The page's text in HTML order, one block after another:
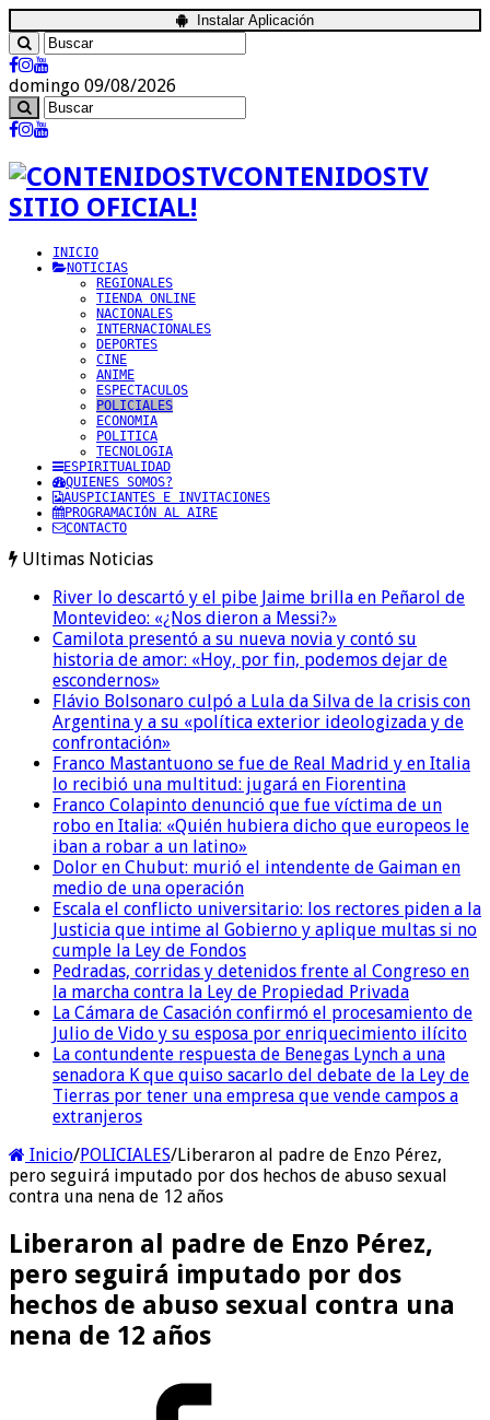
Instalar Aplicación
domingo 09/08/2026
CONTENIDOSTV
SITIO OFICIAL!
INICIO
NOTICIAS
REGIONALES
TIENDA ONLINE
NACIONALES
INTERNACIONALES
DEPORTES
CINE
ANIME
ESPECTACULOS
POLICIALES
ECONOMIA
POLITICA
TECNOLOGIA
ESPIRITUALIDAD
QUIENES SOMOS?
AUSPICIANTES E INVITACIONES
PROGRAMACIÓN AL AIRE
CONTACTO
Ultimas Noticias
River lo descartó y el pibe Jaime brilla en Peñarol de
Montevideo: «¿Nos dieron a Messi?»
Camilota presentó a su nueva novia y contó su
historia de amor: «Hoy, por fin, podemos dejar de
escondernos»
Flávio Bolsonaro culpó a Lula da Silva de la crisis con
Argentina y a su «política exterior ideologizada y de
confrontación»
Franco Mastantuono se fue de Real Madrid y en Italia
lo recibió una multitud: jugará en Fiorentina
Franco Colapinto denunció que fue víctima de un
robo en Italia: «Quién hubiera dicho que europeos le
iban a robar a un latino»
Dolor en Chubut: murió el intendente de Gaiman en
medio de una operación
Escala el conflicto universitario: los rectores piden a la
Justicia que intime al Gobierno y aplique multas si no
cumple la Ley de Fondos
Pedradas, corridas y detenidos frente al Congreso en
la marcha contra la Ley de Propiedad Privada
La Cámara de Casación confirmó el procesamiento de
Julio de Vido y su esposa por enriquecimiento ilícito
La contundente respuesta de Benegas Lynch a una
senadora K que quiso sacarlo del debate de la Ley de
Tierras por tener una empresa que vende campos a
extranjeros
Inicio/POLICIALES/Liberaron al padre de Enzo Pérez,
pero seguirá imputado por dos hechos de abuso sexual
contra una nena de 12 años
Liberaron al padre de Enzo Pérez,
pero seguirá imputado por dos
hechos de abuso sexual contra una
nena de 12 años